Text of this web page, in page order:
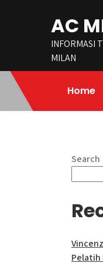
AC
INFORMASI
MILAN
Home
Search
Pelatih